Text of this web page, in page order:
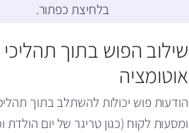
בלחיצת כפתור.
שילוב הפוש בתוך תהליכי
אוטומציה
הודעות פוש יכולות להשתלב בתוך
ומסעות לקוח (כגון טריגר של יום הולדת